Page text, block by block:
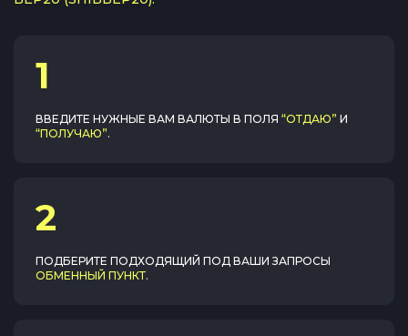
1
ВВЕДИТЕ НУЖНЫЕ ВАМ ВАЛЮТЫ В ПОЛЯ “ОТДАЮ” И
“ПОЛУЧАЮ”.
2
ПОДБЕРИТЕ ПОДХОДЯЩИЙ ПОД ВАШИ ЗАПРОСЫ
ОБМЕННЫЙ ПУНКТ.